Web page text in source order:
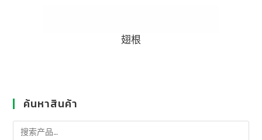
翅根
ค้นหาสินค้า